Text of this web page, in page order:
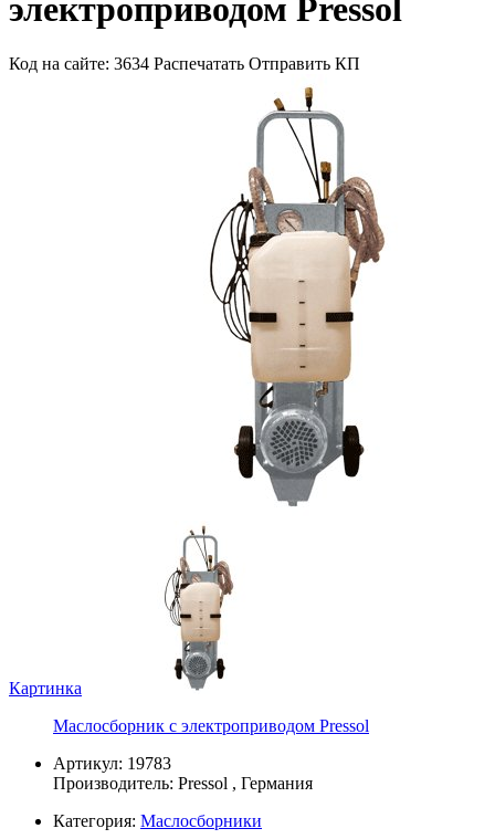
электроприводом Pressol
Код на сайте: 3634 Распечатать Отправить КП
Картинка
Маслосборник с электроприводом Pressol
Артикул: 19783
Производитель: Pressol , Германия
Категория: Маслосборники